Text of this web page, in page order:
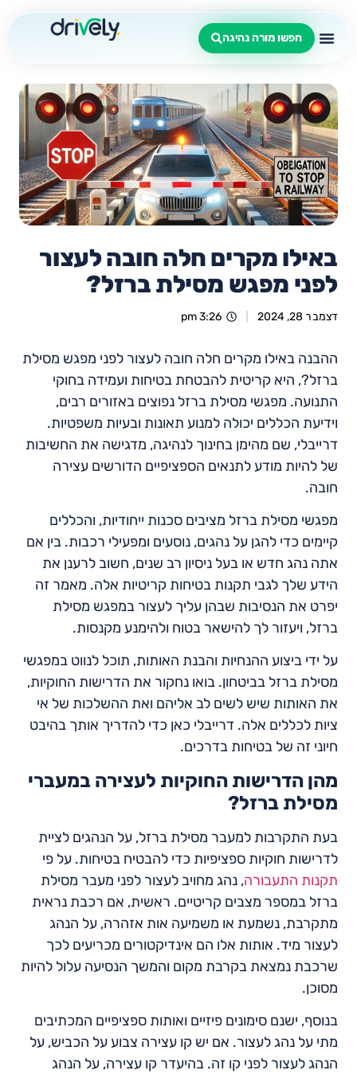
חפשו מורה נהיגה
באילו מקרים חלה חובה לעצור
לפני מפגש מסילת ברזל?
דצמבר 28, 2024 3:26 pm
ההבנה באילו מקרים חלה חובה לעצור לפני מפגש מסילת
ברזל?, היא קריטית להבטחת בטיחות ועמידה בחוקי
התנועה. מפגשי מסילת ברזל נפוצים באזורים רבים,
וידיעת הכללים יכולה למנוע תאונות ובעיות משפטיות.
דרייבלי, שם מהימן בחינוך לנהיגה, מדגישה את החשיבות
של להיות מודע לתנאים הספציפיים הדורשים עצירה
חובה.
מפגשי מסילת ברזל מציבים סכנות ייחודיות, והכללים
קיימים כדי להגן על נהגים, נוסעים ומפעילי רכבות. בין אם
אתה נהג חדש או בעל ניסיון רב שנים, חשוב לרענן את
הידע שלך לגבי תקנות בטיחות קריטיות אלה. מאמר זה
יפרט את הנסיבות שבהן עליך לעצור במפגש מסילת
ברזל, ויעזור לך להישאר בטוח ולהימנע מקנסות.
על ידי ביצוע ההנחיות והבנת האותות, תוכל לנווט במפגשי
מסילת ברזל בביטחון. בואו נחקור את הדרישות החוקיות,
את האותות שיש לשים לב אליהם ואת ההשלכות של אי
ציות לכללים אלה. דרייבלי כאן כדי להדריך אותך בהיבט
חיוני זה של בטיחות בדרכים.
מהן הדרישות החוקיות לעצירה במעברי
מסילת ברזל?
בעת התקרבות למעבר מסילת ברזל, על הנהגים לציית
לדרישות חוקיות ספציפיות כדי להבטיח בטיחות. על פי
תקנות התעבורה, נהג מחויב לעצור לפני מעבר מסילת
ברזל במספר מצבים קריטיים. ראשית, אם רכבת נראית
מתקרבת, נשמעת או משמיעה אות אזהרה, על הנהג
לעצור מיד. אותות אלו הם אינדיקטורים מכריעים לכך
שרכבת נמצאת בקרבת מקום והמשך הנסיעה עלול להיות
מסוכן.
בנוסף, ישנם סימונים פיזיים ואותות ספציפיים המכתיבים
מתי על נהג לעצור. אם יש קו עצירה צבוע על הכביש, על
הנהג לעצור לפני קו זה. בהיעדר קו עצירה, על הנהג